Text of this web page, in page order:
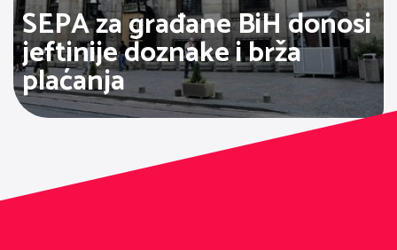
SEPA za građane BiH donosi
jeftinije doznake i brža
plaćanja